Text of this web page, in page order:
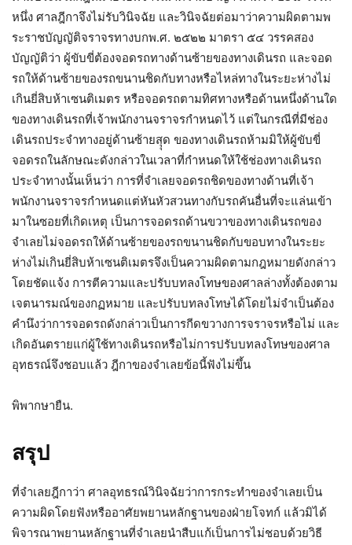
หนึ่ง ศาลฎีกาจึงไม่รับวินิจฉัย และวินิจฉัยต่อมาว่าความผิดตามพ
ระราชบัญญัติจราจรทางบกพ.ศ. ๒๕๒๒ มาตรา ๕๔ วรรคสอง
บัญญัติว่า ผู้ขับขี่ต้องจอดรถทางด้านซ้ายของทางเดินรถ และจอด
รถให้ด้านซ้ายของรถขนานชิดกับทางหรือไหล่ทางในระยะห่างไม่
เกินยี่สิบห้าเซนติเมตร หรือจอดรถตามทิศทางหรือด้านหนึ่งด้านใด
ของทางเดินรถที่เจ้าพนักงานจราจรกำหนดไว้ แต่ในกรณีที่มีช่อง
เดินรถประจำทางอยู่ด้านซ้ายสุุด ของทางเดินรถห้ามมิให้ผู้ขับขี่
จอดรถในลักษณะดังกล่าวในเวลาที่กำหนดให้ใช้ช่องทางเดินรถ
ประจำทางนั้นเห็นว่า การที่จำเลยจอดรถชิดของทางด้านที่เจ้า
พนักงานจราจรกำหนดแต่หันหัวสวนทางกับรถคันอื่นที่จะแล่นเข้า
มาในซอยที่เกิดเหตุ เป็นการจอดรถด้านขวาของทางเดินรถของ
จำเลยไม่จอดรถให้ด้านซ้ายของรถขนานชิดกับขอบทางในระยะ
ห่างไม่เกินยี่สิบห้าเซนติเมตรจึงเป็นความผิดตามกฎหมายดังกล่าว
โดยชัดแจ้ง การตีความและปรับบทลงโทษของศาลล่างทั้งต้องตาม
เจตนารมณ์ของกฏหมาย และปรับบทลงโทษได้โดยไม่จำเป็นต้อง
คำนึงว่าการจอดรถดังกล่าวเป็นการกีดขวางการจราจรหรือไม่ และ
เกิดอันตรายแก่ผู้ใช้ทางเดินรถหรือไม่การปรับบทลงโทษของศาล
อุทธรณ์จึงชอบแล้ว ฎีกาของจำเลยข้อนี้ฟังไม่ขึ้น
พิพากษายืน.
สรุป
ที่จำเลยฎีกาว่า ศาลอุทธรณ์วินิจฉัยว่าการกระทำของจำเลยเป็น
ความผิดโดยฟังหรืออาศัยพยานหลักฐานของฝ่ายโจทก์ แล้วมิได้
พิจารณาพยานหลักฐานที่จำเลยนำสืบแก้เป็นการไม่ชอบด้วยวิธี